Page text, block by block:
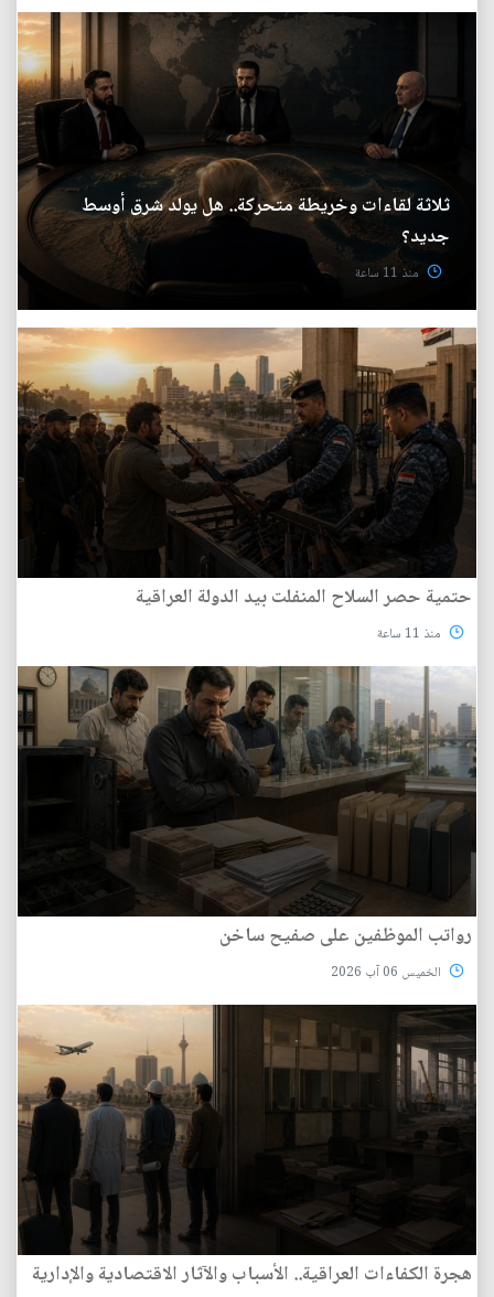
ثلاثة لقاءات وخريطة متحركة.. هل يولد شرق أوسط
جديد؟
منذ 11 ساعة
حتمية حصر السلاح المنفلت بيد الدولة العراقية
منذ 11 ساعة
رواتب الموظفين على صفيح ساخن
الخميس 06 آب 2026
هجرة الكفاءات العراقية.. الأسباب والآثار الاقتصادية والإدارية